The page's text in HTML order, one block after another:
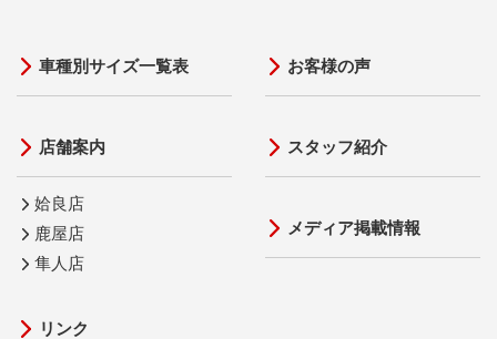
車種別サイズ一覧表
店舗案内
姶良店
鹿屋店
隼人店
リンク
お客様の声
スタッフ紹介
メディア掲載情報